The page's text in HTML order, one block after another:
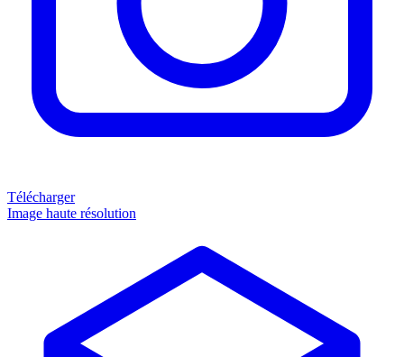
Télécharger
Image haute résolution